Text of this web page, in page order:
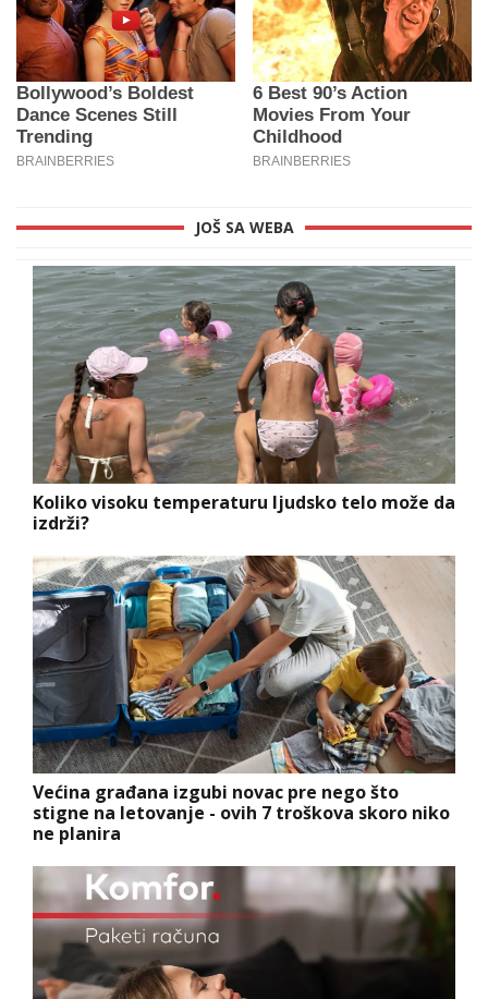
JOŠ SA WEBA
Koliko visoku temperaturu ljudsko telo može da
izdrži?
Većina građana izgubi novac pre nego što
stigne na letovanje - ovih 7 troškova skoro niko
ne planira